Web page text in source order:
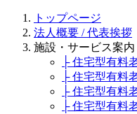
トップページ
法人概要 / 代表挨拶
施設・サービス案内
├ 住宅型有料
├ 住宅型有料
├ 住宅型有料
├ 住宅型有料